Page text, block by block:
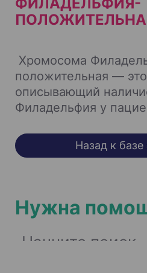
Хромосома
положительная —
описывающий
Филадельфия у
Назад к базе
Нужна